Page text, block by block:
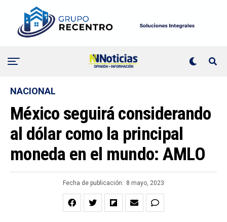
NACIONAL
México seguirá considerando
al dólar como la principal
moneda en el mundo: AMLO
Fecha de publicación: 8 mayo, 2023